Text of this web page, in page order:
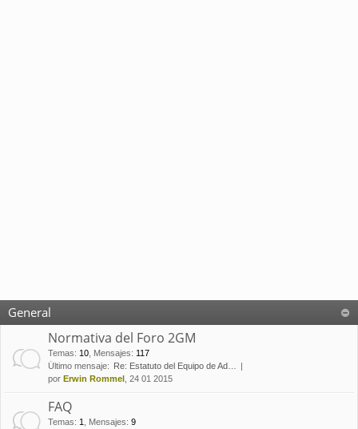
General
Normativa del Foro 2GM
Temas: 10 Mensajes: 117
Último mensaje:
Re: Estatuto del Equipo de Ad…
por Erwin Rommel , 24 01 2015
FAQ
Temas: 1 Mensajes: 9